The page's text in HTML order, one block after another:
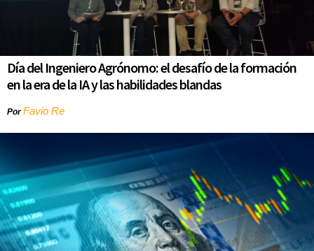
Día del Ingeniero Agrónomo: el desafío de la formación
en la era de la IA y las habilidades blandas
PorFavio Re